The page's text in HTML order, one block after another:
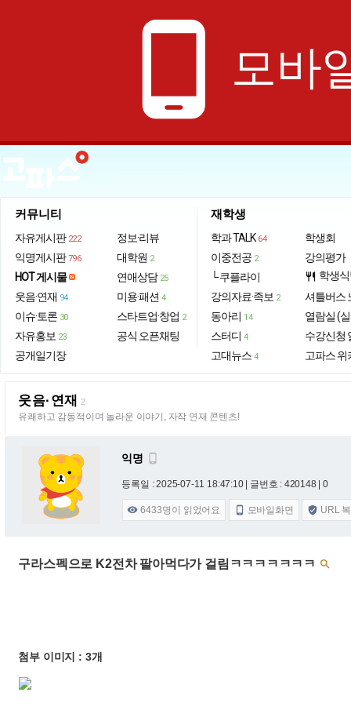
phone_android 모바
커뮤니티
자유게시판 222
익명게시판 796
HOT 게시물
웃음·연재 94
이슈·토론 30
자유홍보 23
공개일기장
정보·리뷰
대학원 2
연애상담 25
미용·패션 4
스타트업·창업 2
공식 오픈채팅
재학생
학과 TALK 64
이중전공 2
└ 쿠플라이
강의자료·족보 2
동아리 14
스터디 4
고대뉴스 4
학생회
강의평가
restaurant 학생
셔틀버스
열람실 (
수강신청
고파스 위
웃음·연재 2
유쾌하고 감동적이며 놀라운 이야기, 자작 연재 콘텐츠!
익명 
등록일 : 2025-07-11 18:47:10 | 글번호 : 420148 | 0
 6433명이 읽었어요  모바일화면  URL
구라스펙으로 K2전차 팔아먹다가 걸림ㅋㅋㅋㅋㅋㅋㅋ 
첨부 이미지 : 3개